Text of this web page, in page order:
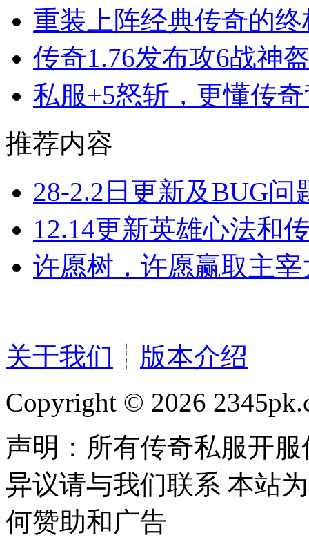
重装上阵经典传奇的
传奇1.76发布攻6战神
私服+5怒斩，更懂传
推荐内容
28-2.2日更新及BUG问
12.14更新英雄心法和
许愿树，许愿赢取主宰
关于我们 ┊ 版本介绍
Copyright © 2026
声明：所有传奇私服开
异议请与我们联系 本站
何赞助和广告